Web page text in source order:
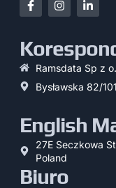
Ramsdata Sp z
Bysławska 82/
English
27E Seczkowa
Poland
Biuro